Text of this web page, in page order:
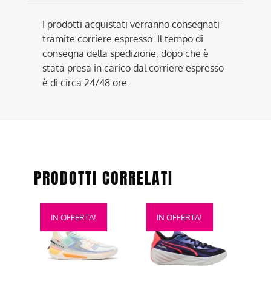
I prodotti acquistati verranno consegnati
tramite corriere espresso. Il tempo di
consegna della spedizione, dopo che è
stata presa in carico dal corriere espresso
è di circa 24/48 ore.
PRODOTTI CORRELATI
IN OFFERTA!
Questo
prodotto
IN OFFERTA!
Questo
prodotto
più
varianti.